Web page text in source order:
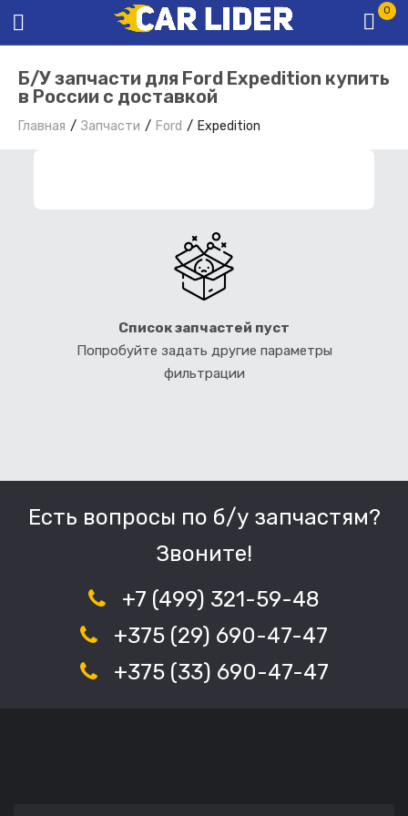
0
Б/У запчасти для Ford Expedition купить
в России с доставкой
Главная Запчасти Ford Expedition
Список запчастей пуст
Попробуйте задать другие параметры
фильтрации
Есть вопросы по б/у запчастям?
Звоните!
+7 (499) 321-59-48
+375 (29) 690-47-47
+375 (33) 690-47-47